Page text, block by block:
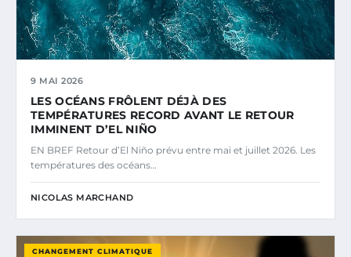
9 MAI 2026
LES OCÉANS FRÔLENT DÉJÀ DES
TEMPÉRATURES RECORD AVANT LE RETOUR
IMMINENT D’EL NIÑO
EN BREF Retour d’El Niño prévu entre mai et juillet 2026. Les
températures des océans…
NICOLAS MARCHAND
CHANGEMENT CLIMATIQUE